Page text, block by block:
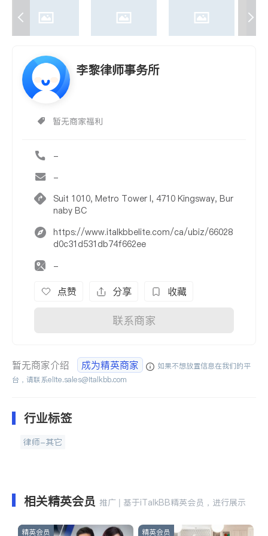
李黎律师事务所
暂无商家福利
-
-
Suit 1010, Metro Tower I, 4710 Kingsway, Bur
naby BC
https://www.italkbbelite.com/ca/ubiz/66028
d0c31d531db74f662ee
-
点赞 分享 收藏
联系商家
暂无商家介绍 成为精英商家
如果不想放置信息在我们的平
台，请联系elite.sales@italkbb.com
行业标签
律师-其它
相关精英会员 推广 | 基于iTalkBB精英会员，进行展示
精英会员 精英会员